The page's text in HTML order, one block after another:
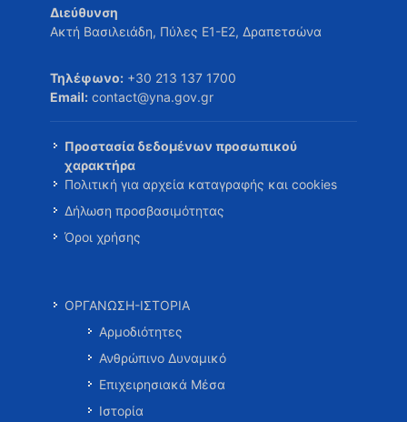
Διεύθυνση
Ακτή Βασιλειάδη, Πύλες Ε1-Ε2, Δραπετσώνα
Τηλέφωνο: +30 213 137 1700
Email: contact@yna.gov.gr
Προστασία δεδομένων προσωπικού
χαρακτήρα
Πολιτική για αρχεία καταγραφής και cookies
Δήλωση προσβασιμότητας
Όροι χρήσης
ΟΡΓΑΝΩΣΗ-ΙΣΤΟΡΙΑ
Αρμοδιότητες
Ανθρώπινο Δυναμικό
Επιχειρησιακά Μέσα
Ιστορία